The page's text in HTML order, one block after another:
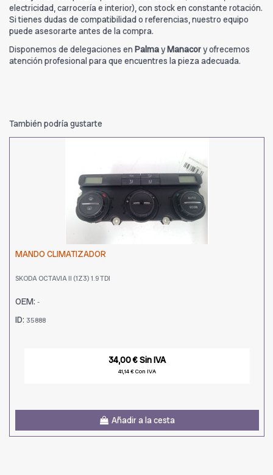
electricidad, carrocería e interior), con stock en constante rotación.
Si tienes dudas de compatibilidad o referencias, nuestro equipo
puede asesorarte antes de la compra.
Disponemos de delegaciones en PalmayManacory ofrecemos
atención profesional para que encuentres la pieza adecuada.
También podría gustarte
MANDO CLIMATIZADOR
SKODA OCTAVIA II (1Z3) 1.9 TDI
OEM: -
ID: 35888
34,00 € Sin IVA
41,14 € Con IVA
Añadir a la cesta